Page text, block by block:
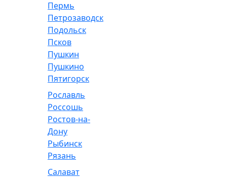
Пермь
Петрозаводск
Подольск
Псков
Пушкин
Пушкино
Пятигорск
Рославль
Россошь
Ростов-на-
Дону
Рыбинск
Рязань
Салават